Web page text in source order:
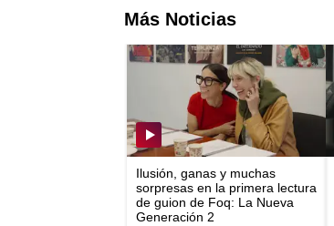
Más Noticias
Ilusión, ganas y muchas
sorpresas en la primera lectura
de guion de Foq: La Nueva
Generación 2